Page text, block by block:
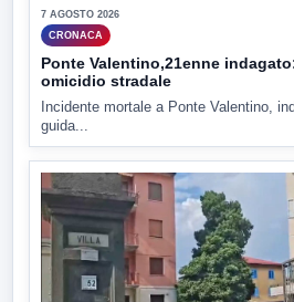
7 AGOSTO 2026
CRONACA
Ponte Valentino,21enne
omicidio stradale
Incidente mortale a Ponte Valentino,
guida...